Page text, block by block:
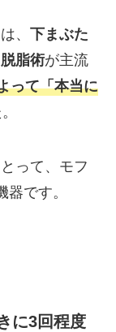
、 下まぶた
脂術が主流
って「本当に
って、モフ
です。
に3回程度